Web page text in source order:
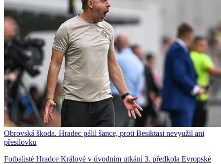
Obrovská škoda. Hradec pálil šance, proti Besiktasi nevyužil ani
přesilovku
Fotbalisté Hradce Králové v úvodním utkání 3. předkola Evropské